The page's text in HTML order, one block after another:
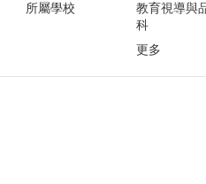
所屬學校
教育視導與
科
更多